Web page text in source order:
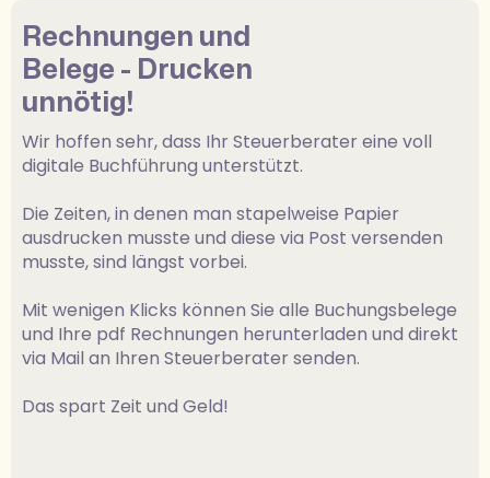
Rechnungen und
Belege - Drucken
unnötig!
Wir hoffen sehr, dass Ihr Steuerberater eine voll
digitale Buchführung unterstützt.
Die Zeiten, in denen man stapelweise Papier
ausdrucken musste und diese via Post versenden
musste, sind längst vorbei.
Mit wenigen Klicks können Sie alle Buchungsbelege
und Ihre pdf Rechnungen herunterladen und direkt
via Mail an Ihren Steuerberater senden.
Das spart Zeit und Geld!